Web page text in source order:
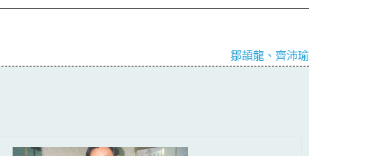
鄒頡龍、齊沛瑜